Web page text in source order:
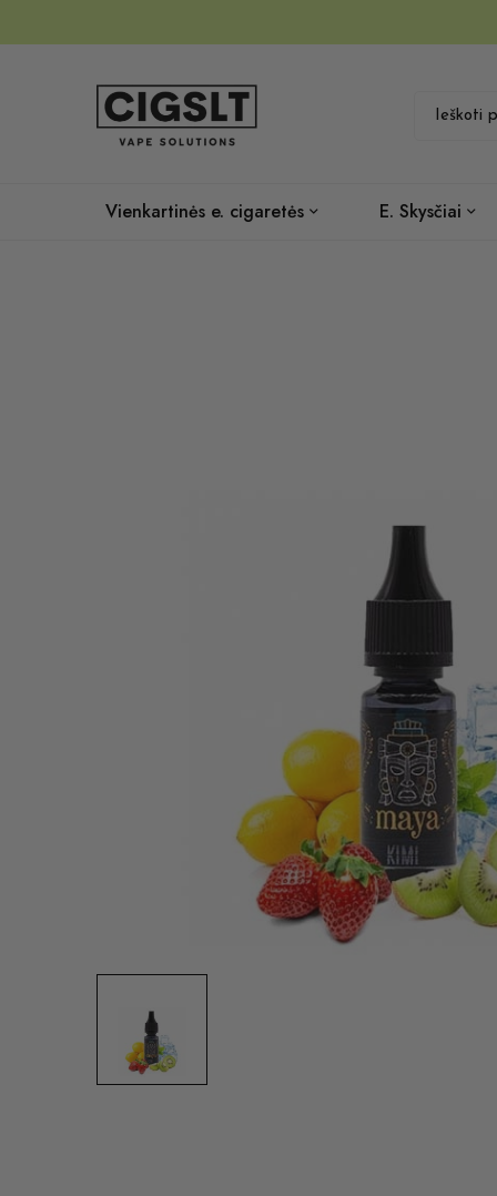
Vienkartinės e. cigaretės E. Skysčiai